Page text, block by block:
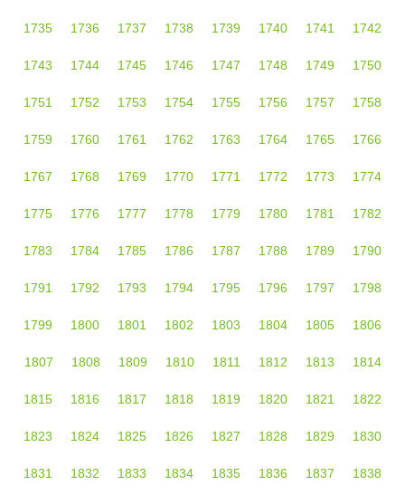
1735 1736 1737 1738 1739 1740 1741 1742
1743 1744 1745 1746 1747 1748 1749 1750
1751 1752 1753 1754 1755 1756 1757 1758
1759 1760 1761 1762 1763 1764 1765 1766
1767 1768 1769 1770 1771 1772 1773 1774
1775 1776 1777 1778 1779 1780 1781 1782
1783 1784 1785 1786 1787 1788 1789 1790
1791 1792 1793 1794 1795 1796 1797 1798
1799 1800 1801 1802 1803 1804 1805 1806
1807 1808 1809 1810 1811 1812 1813 1814
1815 1816 1817 1818 1819 1820 1821 1822
1823 1824 1825 1826 1827 1828 1829 1830
1831 1832 1833 1834 1835 1836 1837 1838